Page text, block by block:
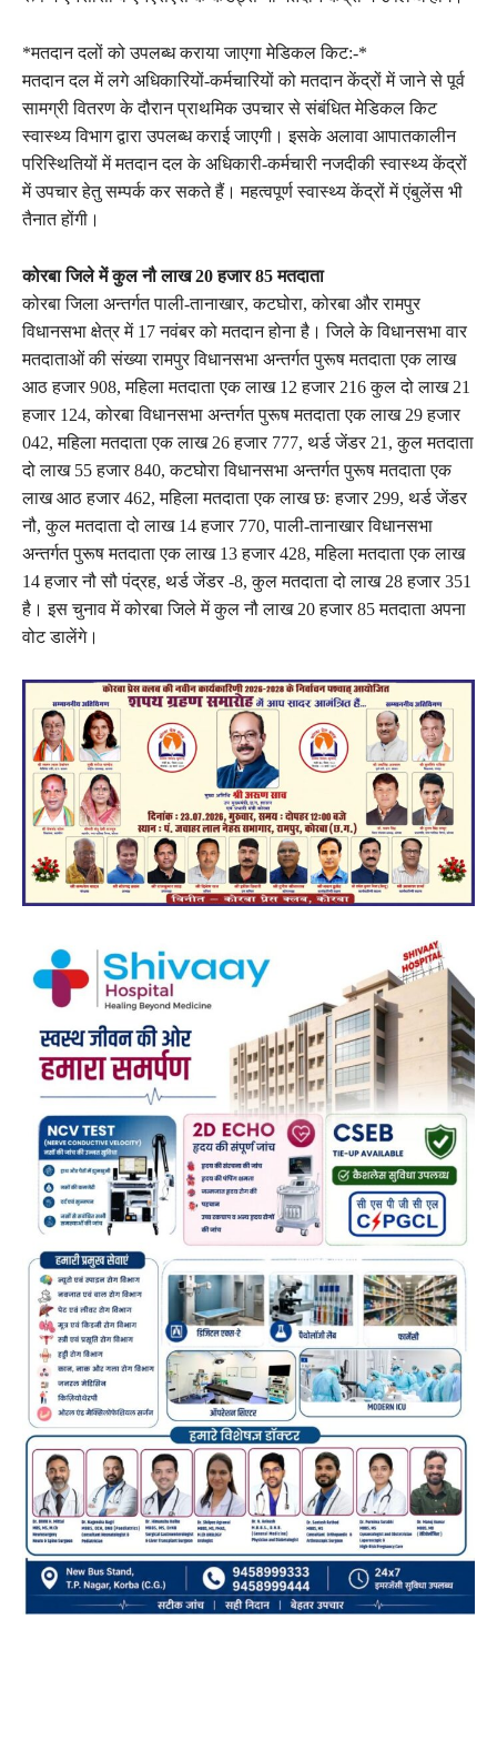
*मतदान दलों को उपलब्ध कराया जाएगा मेडिकल किट:-*
मतदान दल में लगे अधिकारियों-कर्मचारियों को मतदान केंद्रों में जाने से पूर्व
सामग्री वितरण के दौरान प्राथमिक उपचार से संबंधित मेडिकल किट
स्वास्थ्य विभाग द्वारा उपलब्ध कराई जाएगी। इसके अलावा आपातकालीन
परिस्थितियों में मतदान दल के अधिकारी-कर्मचारी नजदीकी स्वास्थ्य केंद्रों
में उपचार हेतु सम्पर्क कर सकते हैं। महत्वपूर्ण स्वास्थ्य केंद्रों में एंबुलेंस भी
तैनात होंगी।
कोरबा जिले में कुल नौ लाख 20 हजार 85 मतदाता
कोरबा जिला अन्तर्गत पाली-तानाखार, कटघोरा, कोरबा और रामपुर
विधानसभा क्षेत्र में 17 नवंबर को मतदान होना है। जिले के विधानसभा वार
मतदाताओं की संख्या रामपुर विधानसभा अन्तर्गत पुरूष मतदाता एक लाख
आठ हजार 908, महिला मतदाता एक लाख 12 हजार 216 कुल दो लाख 21
हजार 124, कोरबा विधानसभा अन्तर्गत पुरूष मतदाता एक लाख 29 हजार
042, महिला मतदाता एक लाख 26 हजार 777, थर्ड जेंडर 21, कुल मतदाता
दो लाख 55 हजार 840, कटघोरा विधानसभा अन्तर्गत पुरूष मतदाता एक
लाख आठ हजार 462, महिला मतदाता एक लाख छः हजार 299, थर्ड जेंडर
नौ, कुल मतदाता दो लाख 14 हजार 770, पाली-तानाखार विधानसभा
अन्तर्गत पुरूष मतदाता एक लाख 13 हजार 428, महिला मतदाता एक लाख
14 हजार नौ सौ पंद्रह, थर्ड जेंडर -8, कुल मतदाता दो लाख 28 हजार 351
है। इस चुनाव में कोरबा जिले में कुल नौ लाख 20 हजार 85 मतदाता अपना
वोट डालेंगे।